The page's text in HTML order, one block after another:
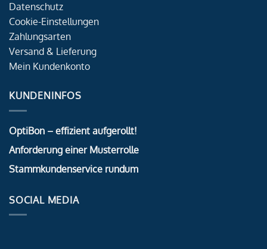
Datenschutz
Cookie-Einstellungen
Zahlungsarten
Versand & Lieferung
Mein Kundenkonto
KUNDENINFOS
OptiBon – effizient aufgerollt!
Anforderung einer Musterrolle
Stammkundenservice rundum
SOCIAL MEDIA